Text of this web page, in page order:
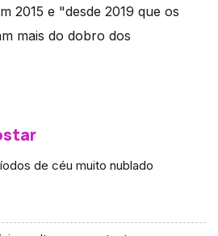
2015 e "desde 2019 que os
mais do dobro dos
de céu muito nublado